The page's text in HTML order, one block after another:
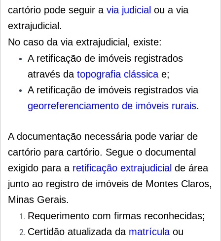
cartório pode seguir a via judicial ou a via
extrajudicial.
No caso da via extrajudicial, existe:
A retificação de imóveis registrados
através da topografia clássica e;
A retificação de imóveis registrados via
georreferenciamento de imóveis rurais.
A documentação necessária pode variar de
cartório para cartório. Segue o documental
exigido para a retificação extrajudicial de área
junto ao registro de imóveis de Montes Claros,
Minas Gerais.
Requerimento com firmas reconhecidas;
Certidão atualizada da matrícula ou